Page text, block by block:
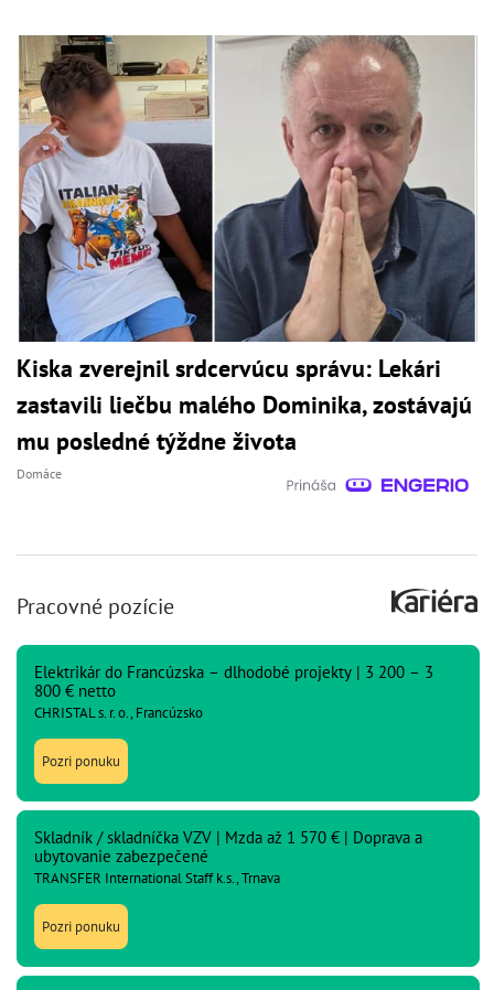
Kiska zverejnil srdcervúcu správu: Lekári
zastavili liečbu malého Dominika, zostávajú
mu posledné týždne života
Domáce
Pracovné pozície
Elektrikár do Francúzska – dlhodobé projekty | 3 200 – 3
800 € netto
CHRISTAL s. r. o., Francúzsko
Pozri ponuku
Skladník / skladníčka VZV | Mzda až 1 570 € | Doprava a
ubytovanie zabezpečené
TRANSFER International Staff k.s., Trnava
Pozri ponuku